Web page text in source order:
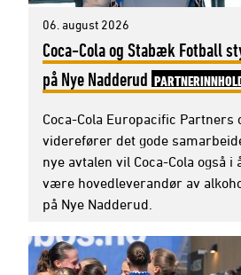
06. august 2026
Coca-Cola og Stabæk Fotball
på Nye Nadderud
Coca-Cola Europacific Partners
viderefører det gode
nye avtalen vil Coca-Cola også
være hovedleverandør av
på Nye Nadderud.